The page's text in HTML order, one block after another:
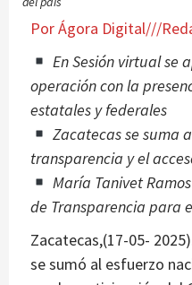
Por Ágora Digital///
En Sesión virtual se
operación con la
estatales y federales
Zacatecas se suma
transparencia y el
María Tanivet
de Transparencia para
Zacatecas,(17-05-
se sumó al esfuerzo